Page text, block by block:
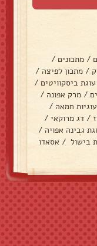
/ מתכונים /
/ מתכון לפיצה /
עוגת ביסקוויטים /
/ מרק אפונה /
עוגיות חמאה /
/ דג מרוקאי /
גבינה אפויה /
בישול / אסאדו